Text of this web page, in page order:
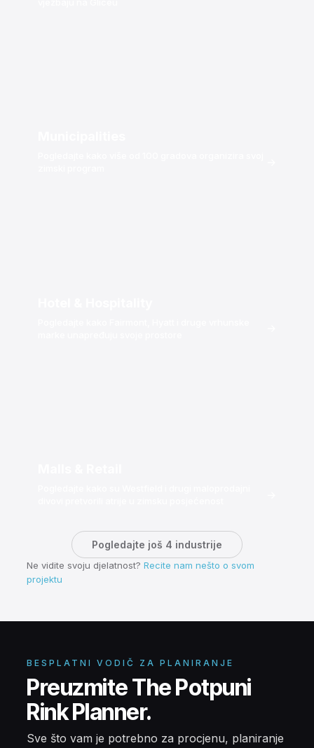
Pogledajte još 4 industrije
Ne vidite svoju djelatnost? Recite nam nešto o svom
projektu
BESPLATNI VODIČ ZA PLANIRANJE
Preuzmite The Potpuni
Rink Planner.
Sve što vam je potrebno za procjenu, planiranje